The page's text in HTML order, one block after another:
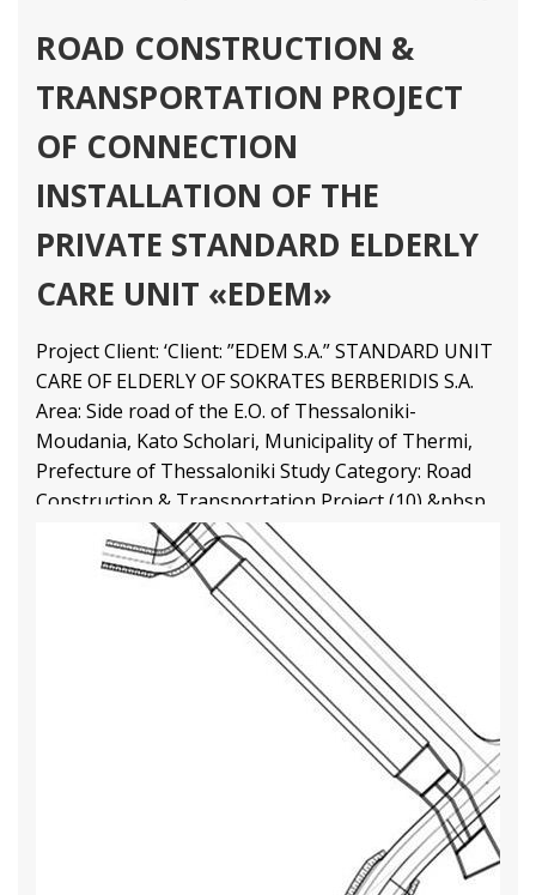
ROAD CONSTRUCTION &
TRANSPORTATION PROJECT
OF CONNECTION
INSTALLATION OF THE
PRIVATE STANDARD ELDERLY
CARE UNIT «EDEM»
Project Client: ‘Client: ”EDEM S.A.” STANDARD UNIT
CARE OF ELDERLY OF SOKRATES BERBERIDIS S.A.
Area: Side road of the E.O. of Thessaloniki-
Moudania, Kato Scholari, Municipality of Thermi,
Prefecture of Thessaloniki Study Category: Road
Construction & Transportation Project (10) &nbsp
Transport and Traffic Management Projects
Διαβάστε Περισσότερα